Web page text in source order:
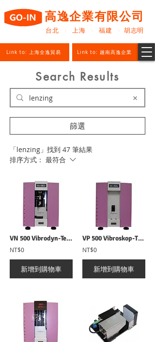
Link to: 上海全逸貿易
高逸企業有限公司
Link to: 越南高逸企業
台北 · 上海 · 福建 · 胡志明
Search Results
篩選
「lenzing」找到 47 筆結果
排序方式： 最符合
VN 500 Vibrodyn-Tensile Tester 單纖維強伸度儀
NT$0
新增到購物車
VP 500 Vibroskop-Titer Tester 單纖維細度儀
NT$0
新增到購物車